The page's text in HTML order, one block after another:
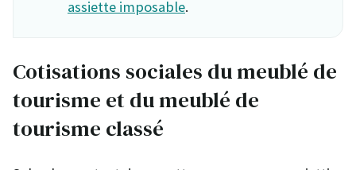
assiette imposable.
Cotisations sociales du meublé de
tourisme et du meublé de
tourisme classé